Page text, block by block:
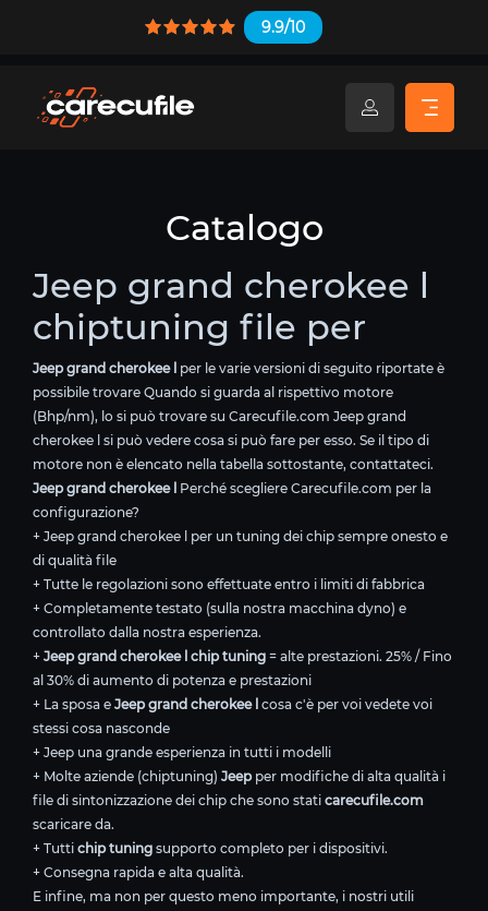
9.9/10
Catalogo
Jeep grand cherokee l
chiptuning file per
Jeep grand cherokee l per le varie versioni di seguito riportate è
possibile trovare Quando si guarda al rispettivo motore
(Bhp/nm), lo si può trovare su Carecufile.com Jeep grand
cherokee l si può vedere cosa si può fare per esso. Se il tipo di
motore non è elencato nella tabella sottostante, contattateci.
Jeep grand cherokee l Perché scegliere Carecufile.com per la
configurazione?
+ Jeep grand cherokee l per un tuning dei chip sempre onesto e
di qualità file
+ Tutte le regolazioni sono effettuate entro i limiti di fabbrica
+ Completamente testato (sulla nostra macchina dyno) e
controllato dalla nostra esperienza.
+ Jeep grand cherokee l chip tuning = alte prestazioni. 25% / Fino
al 30% di aumento di potenza e prestazioni
+ La sposa e Jeep grand cherokee l cosa c'è per voi vedete voi
stessi cosa nasconde
+ Jeep una grande esperienza in tutti i modelli
+ Molte aziende (chiptuning) Jeepper modifiche di alta qualità i
file di sintonizzazione dei chip che sono stati carecufile.com
scaricare da.
+ Tutti chip tuning supporto completo per i dispositivi.
+ Consegna rapida e alta qualità.
E infine, ma non per questo meno importante, i nostri utili